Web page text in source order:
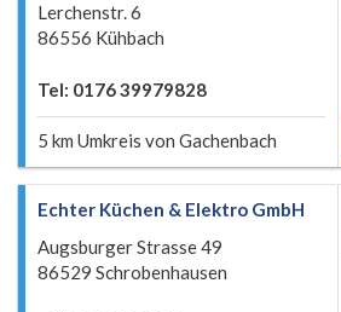
Lerchenstr. 6
86556 Kühbach
Tel: 0176 39979828
5 km Umkreis von Gachenbach
Echter Küchen & Elektro GmbH
Augsburger Strasse 49
86529 Schrobenhausen